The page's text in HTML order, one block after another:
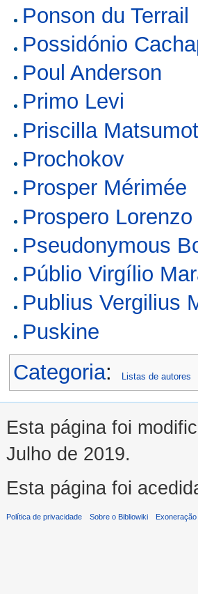
Ponson du Terrail
Possidónio
Poul Anderson
Primo Levi
Priscilla
Prochokov
Prosper Mérimée
Prospero
Pseudonymous
Públio Virgílio
Publius Vergilius
Puskine
Categoria: Listas de autores
Esta página foi
Julho de 2019.
Esta página foi
Política de privacidade Sobre o Bibliowiki